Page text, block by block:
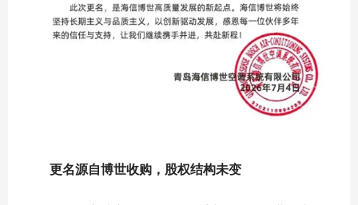
更名源自博世收购，股权结构未变